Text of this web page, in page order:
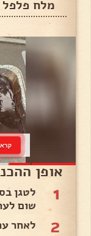
מלח פלפל
אופן
1
לטגן
שום
2
לאחר